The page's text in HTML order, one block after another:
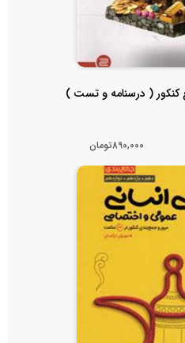
کنکور ( درسنامه و تست )
890,000تومان